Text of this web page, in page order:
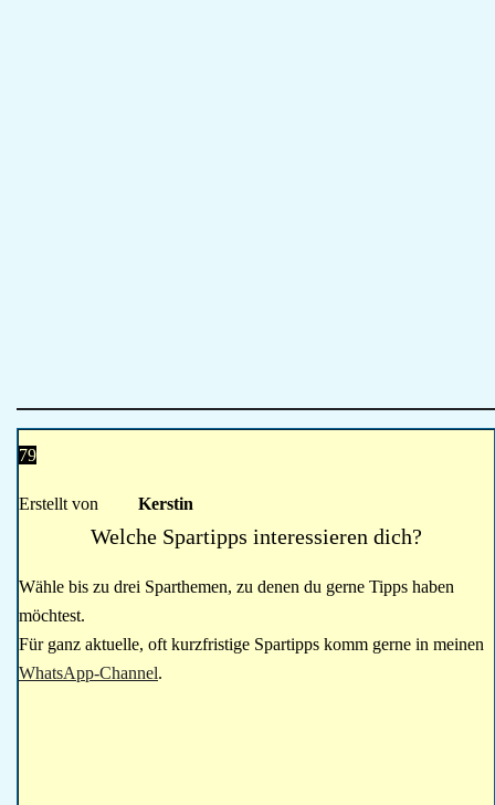
79
Erstellt von Kerstin
Welche Spartipps interessieren dich?
Wähle bis zu drei Sparthemen, zu denen du gerne Tipps haben
möchtest.
Für ganz aktuelle, oft kurzfristige Spartipps komm gerne in meinen
WhatsApp-Channel.